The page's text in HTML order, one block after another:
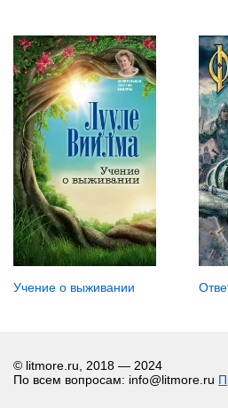
Учение о выживании
© litmore.ru, 2018 — 2024
По всем вопросам: info@litmore.ru